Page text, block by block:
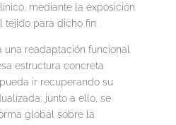
mediante la exposición
tejido para dicho fin.
una readaptación funcional
estructura concreta
ir recuperando su
junto a ello, se
global sobre la